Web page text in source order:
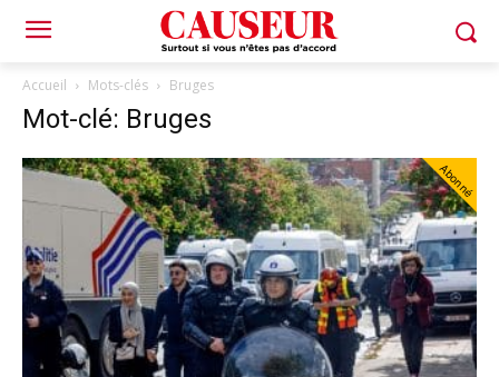
Accueil Mots-clés Bruges
Mot-clé: Bruges
Abonné